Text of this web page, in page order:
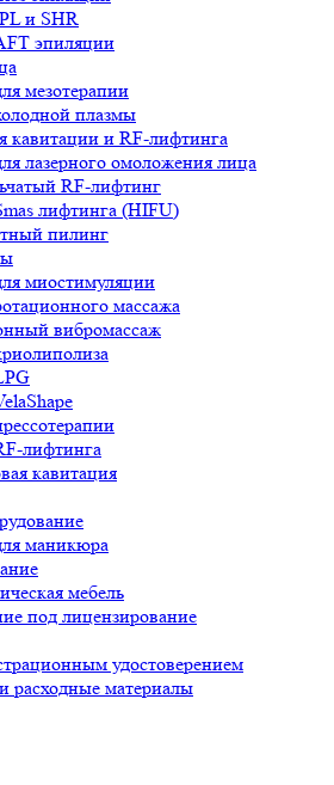
и SHR
эпиляции
мезотерапии
плазмы
кавитации и RF-лифтинга
лазерного омоложения лица
RF-лифтинг
лифтинга (HIFU)
пилинг
миостимуляции
массажа
вибромассаж
лифтинга
кавитация
маникюра
мебель
под лицензирование
удостоверением
расходные материалы